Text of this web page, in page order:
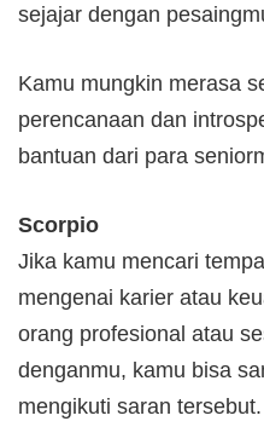
sejajar dengan
Kamu mungkin merasa
perencanaan dan
bantuan dari para
Scorpio
Jika kamu mencari
mengenai karier atau
orang profesional atau
denganmu, kamu bisa
mengikuti saran tersebut.